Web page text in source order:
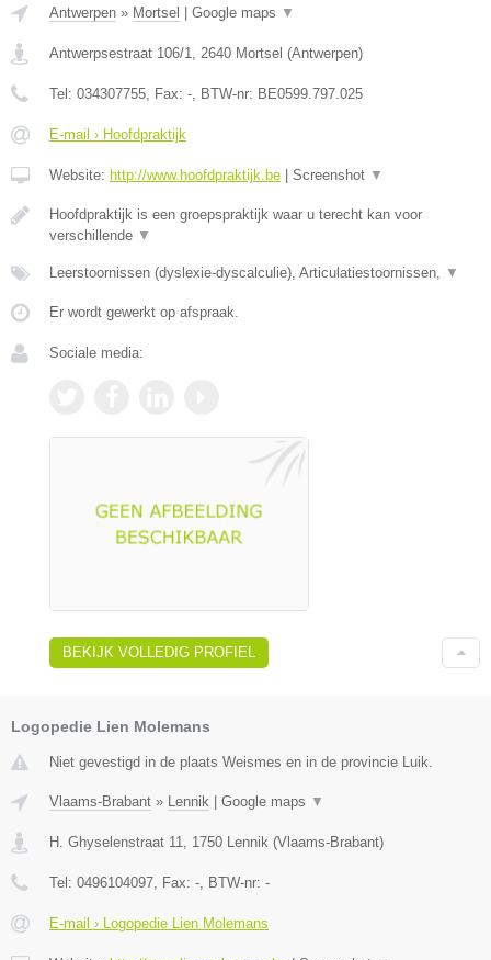
Antwerpen » Mortsel Google maps ▼
Antwerpsestraat 106/1, 2640 Mortsel (Antwerpen)
Tel: 034307755, Fax: -, BTW-nr: BE0599.797.025
E-mail › Hoofdpraktijk
Website: http://www.hoofdpraktijk.be Screenshot ▼
Hoofdpraktijk is een groepspraktijk waar u terecht kan voor
verschillende ▼
Leerstoornissen (dyslexie-dyscalculie), Articulatiestoornissen, ▼
Er wordt gewerkt op afspraak.
Sociale media:
BEKIJK VOLLEDIG PROFIEL
Logopedie Lien Molemans
Niet gevestigd in de plaats Weismes en in de provincie Luik.
Vlaams-Brabant » Lennik Google maps ▼
H. Ghyselenstraat 11 1750 Lennik (Vlaams-Brabant)
Tel: 0496104097 , Fax: - , BTW-nr: -
E-mail › Logopedie Lien Molemans